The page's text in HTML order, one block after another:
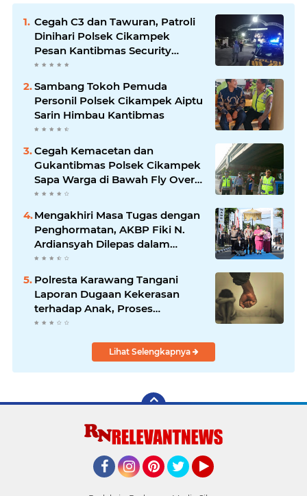
Cegah C3 dan Tawuran, Patroli
Dinihari Polsek Cikampek
Pesan Kantibmas Security
Perumahan
Sambang Tokoh Pemuda
Personil Polsek Cikampek Aiptu
Sarin Himbau Kantibmas
Cegah Kemacetan dan
Gukantibmas Polsek Cikampek
Sapa Warga di Bawah Fly Over
Cikampek
Mengakhiri Masa Tugas dengan
Penghormatan, AKBP Fiki N.
Ardiansyah Dilepas dalam
Upacara Farewell Parade oleh
Kapolresta Karawang Kombes
Pol Mario Prahatinto
Polresta Karawang Tangani
Laporan Dugaan Kekerasan
terhadap Anak, Proses
Penyelidikan Dilakukan Satres
Lihat Selengkapnya